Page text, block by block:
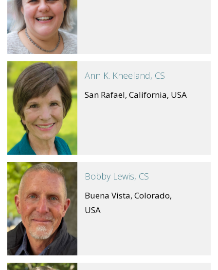
Ann K. Kneeland, CS
San Rafael, California, USA
Bobby Lewis, CS
Buena Vista, Colorado,
USA